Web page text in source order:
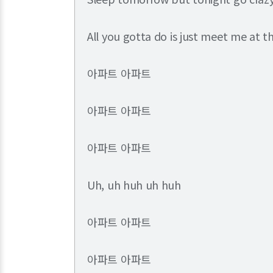
All you gotta do is just meet me at
아파트 아파트
아파트 아파트
아파트 아파트
Uh, uh huh uh huh
아파트 아파트
아파트 아파트